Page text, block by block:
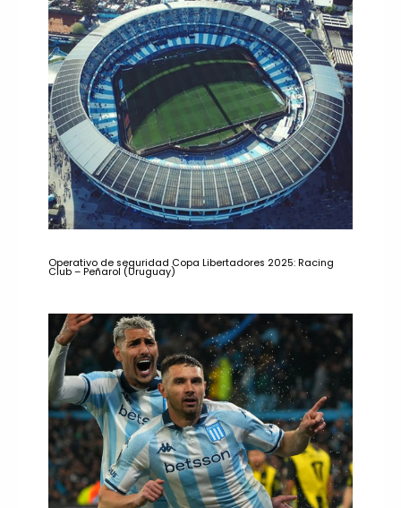
Operativo de seguridad Copa Libertadores 2025: Racing
Club – Peñarol (Uruguay)